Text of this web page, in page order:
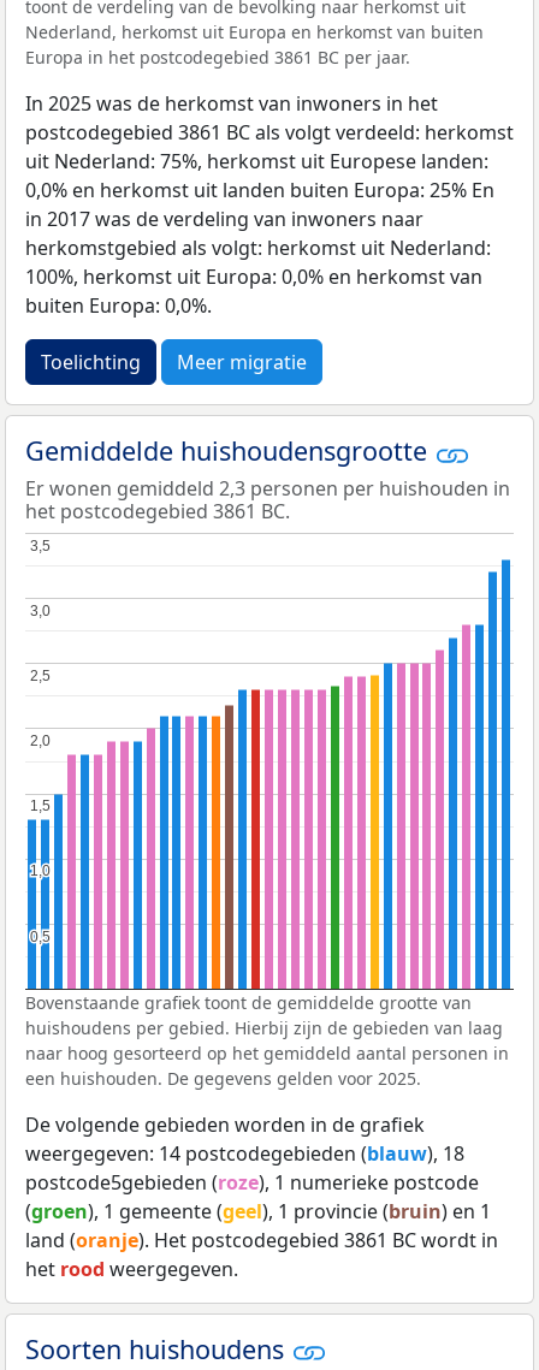
toont de verdeling van de bevolking naar herkomst uit
Nederland, herkomst uit Europa en herkomst van buiten
Europa in het postcodegebied 3861 BC per jaar.
In 2025 was de herkomst van inwoners in het
postcodegebied 3861 BC als volgt verdeeld: herkomst
uit Nederland: 75%, herkomst uit Europese landen:
0,0% en herkomst uit landen buiten Europa: 25% En
in 2017 was de verdeling van inwoners naar
herkomstgebied als volgt: herkomst uit Nederland:
100%, herkomst uit Europa: 0,0% en herkomst van
buiten Europa: 0,0%.
Toelichting Meer migratie
Gemiddelde huishoudensgrootte
Er wonen gemiddeld 2,3 personen per huishouden in
het postcodegebied 3861 BC.
0,5
0,5
1,0
1,0
1,5
1,5
2,0
2,0
2,5
2,5
3,0
3,0
3,5
3,5
Bovenstaande grafiek toont de gemiddelde grootte van
huishoudens per gebied. Hierbij zijn de gebieden van laag
naar hoog gesorteerd op het gemiddeld aantal personen in
een huishouden. De gegevens gelden voor 2025.
De volgende gebieden worden in de grafiek
weergegeven: 14 postcodegebieden (blauw), 18
postcode5gebieden (roze), 1 numerieke postcode
(groen), 1 gemeente (geel), 1 provincie (bruin) en 1
land (oranje). Het postcodegebied 3861 BC wordt in
het rood weergegeven.
Soorten huishoudens